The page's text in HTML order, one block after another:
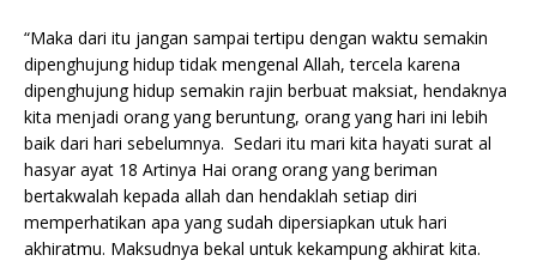
“Maka dari itu jangan sampai tertipu dengan waktu semakin
dipenghujung hidup tidak mengenal Allah, tercela karena
dipenghujung hidup semakin rajin berbuat maksiat, hendaknya
kita menjadi orang yang beruntung, orang yang hari ini lebih
baik dari hari sebelumnya. Sedari itu mari kita hayati surat al
hasyar ayat 18 Artinya Hai orang orang yang beriman
bertakwalah kepada allah dan hendaklah setiap diri
memperhatikan apa yang sudah dipersiapkan utuk hari
akhiratmu. Maksudnya bekal untuk kekampung akhirat kita.